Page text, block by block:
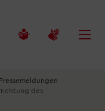
Pressemeldungen
des